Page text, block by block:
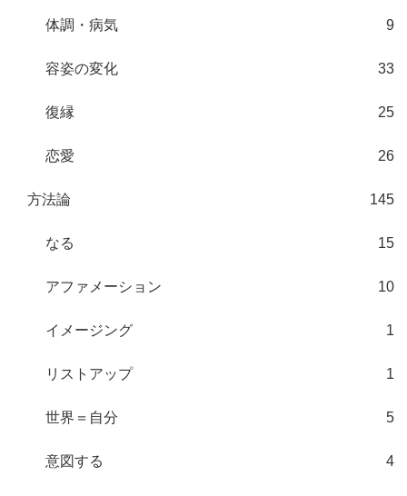
体調・病気 9
容姿の変化 33
復縁 25
恋愛 26
方法論 145
なる 15
アファメーション 10
イメージング 1
リストアップ 1
世界＝自分 5
意図する 4